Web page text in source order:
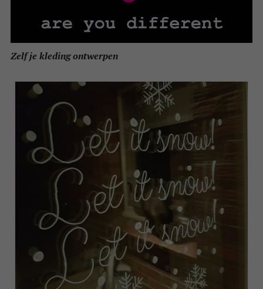
Zelf je kleding ontwerpen